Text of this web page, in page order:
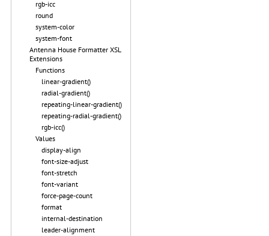
rgb-icc
round
system-color
system-font
Antenna House Formatter XSL
Extensions
Functions
linear-gradient()
radial-gradient()
repeating-linear-gradient()
repeating-radial-gradient()
rgb-icc()
Values
display-align
font-size-adjust
font-stretch
font-variant
force-page-count
format
internal-destination
leader-alignment